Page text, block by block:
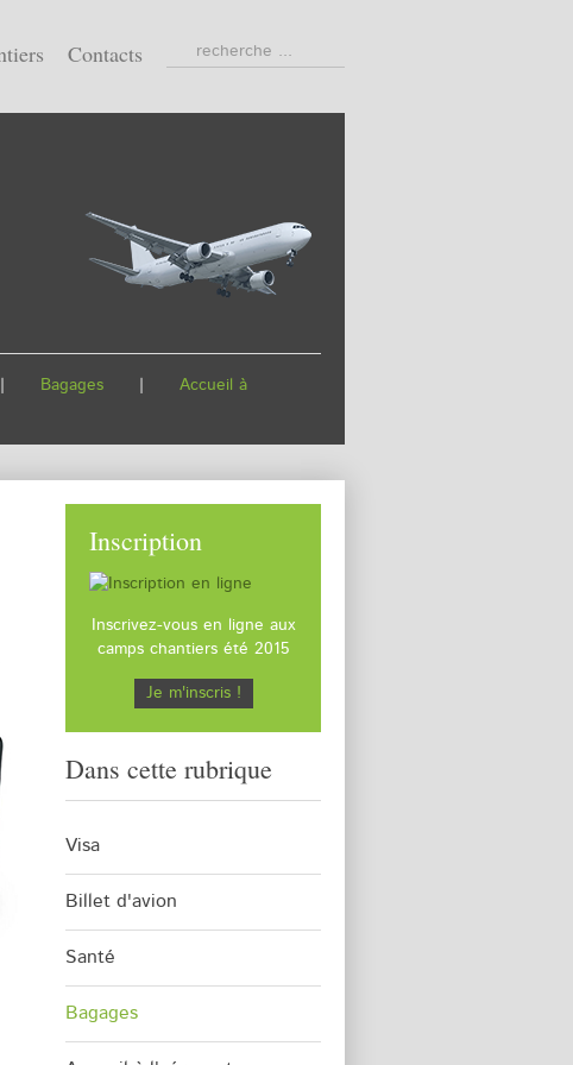
Contacts
Bagages | Accueil à
Inscription
Inscrivez-vous en ligne aux
camps chantiers été 2015
Je m'inscris !
Dans cette rubrique
Visa
Billet d'avion
Santé
Bagages